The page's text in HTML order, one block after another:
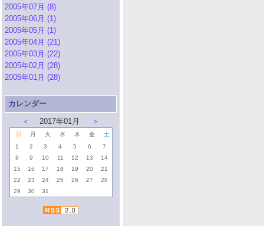
2005年07月 (8)
2005年06月 (1)
2005年05月 (1)
2005年04月 (21)
2005年03月 (22)
2005年02月 (28)
2005年01月 (28)
カレンダー
＜
2017年01月 ＞
日 月 火 水 木 金
土
1
2 3 4 5 6
7
8
9 10 11 12 13
14
15
16 17 18 19 20
21
22
23 24 25 26 27
28
29
30 31